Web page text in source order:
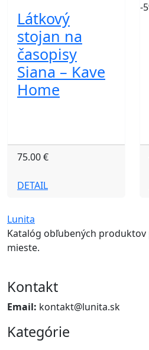
Látkový
stojan na
časopisy
Siana – Kave
Home
75.00 €
DETAIL
-
Lunita
Katalóg obľubených produktov
mieste.
Kontakt
Email: kontakt@lunita.sk
Kategórie